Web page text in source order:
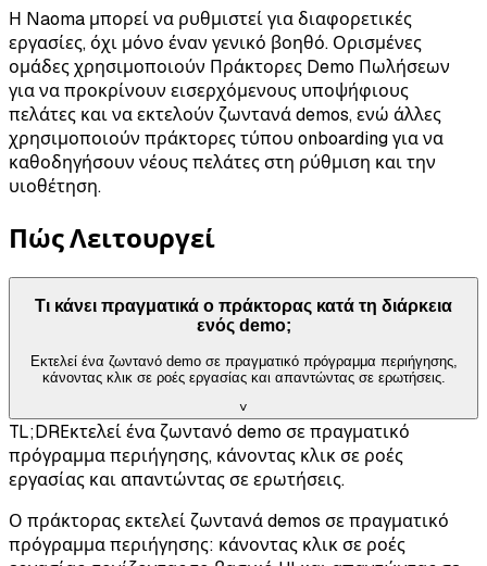
Η Naoma μπορεί να ρυθμιστεί για διαφορετικές
εργασίες, όχι μόνο έναν γενικό βοηθό. Ορισμένες
ομάδες χρησιμοποιούν Πράκτορες Demo Πωλήσεων
για να προκρίνουν εισερχόμενους υποψήφιους
πελάτες και να εκτελούν ζωντανά demos, ενώ άλλες
χρησιμοποιούν πράκτορες τύπου onboarding για να
καθοδηγήσουν νέους πελάτες στη ρύθμιση και την
υιοθέτηση.
Πώς Λειτουργεί
Τι κάνει πραγματικά ο πράκτορας κατά τη διάρκεια
ενός demo;
Εκτελεί ένα ζωντανό demo σε πραγματικό πρόγραμμα περιήγησης,
κάνοντας κλικ σε ροές εργασίας και απαντώντας σε ερωτήσεις.
˅
TL;DRΕκτελεί ένα ζωντανό demo σε πραγματικό
πρόγραμμα περιήγησης, κάνοντας κλικ σε ροές
εργασίας και απαντώντας σε ερωτήσεις.
Ο πράκτορας εκτελεί ζωντανά demos σε πραγματικό
πρόγραμμα περιήγησης: κάνοντας κλικ σε ροές